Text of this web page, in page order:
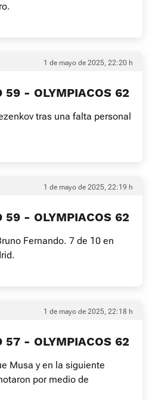
1 de mayo de 2025, 22:20 h
59 - OLYMPIACOS 62
tras una falta personal
1 de mayo de 2025, 22:19 h
59 - OLYMPIACOS 62
Fernando. 7 de 10 en
1 de mayo de 2025, 22:18 h
57 - OLYMPIACOS 62
Musa y en la siguiente
por medio de